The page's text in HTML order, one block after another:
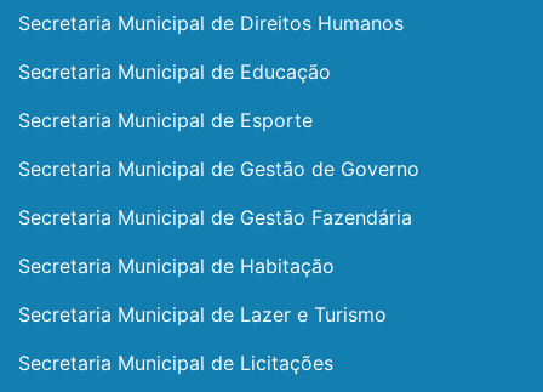
Secretaria Municipal de Direitos Humanos
Secretaria Municipal de Educação
Secretaria Municipal de Esporte
Secretaria Municipal de Gestão de Governo
Secretaria Municipal de Gestão Fazendária
Secretaria Municipal de Habitação
Secretaria Municipal de Lazer e Turismo
Secretaria Municipal de Licitações